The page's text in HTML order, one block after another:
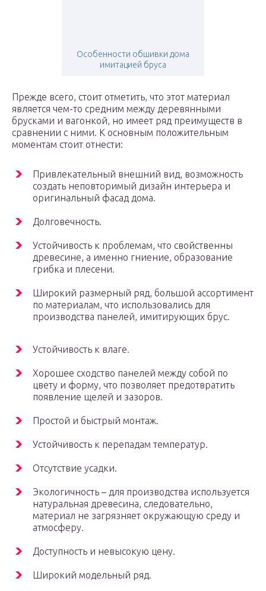
Особенности обшивки дома
имитацией бруса
Прежде всего, стоит отметить, что этот материал
является чем-то средним между деревянными
брусками и вагонкой, но имеет ряд преимуществ в
сравнении с ними. К основным положительным
моментам стоит отнести:
Привлекательный внешний вид, возможность
создать неповторимый дизайн интерьера и
оригинальный фасад дома.
Долговечность.
Устойчивость к проблемам, что свойственны
древесине, а именно гниение, образование
грибка и плесени.
Широкий размерный ряд, большой ассортимент
по материалам, что использовались для
производства панелей, имитирующих брус.
Устойчивость к влаге.
Хорошее сходство панелей между собой по
цвету и форму, что позволяет предотвратить
появление щелей и зазоров.
Простой и быстрый монтаж.
Устойчивость к перепадам температур.
Отсутствие усадки.
Экологичность – для производства используется
натуральная древесина, следовательно,
материал не загрязняет окружающую среду и
атмосферу.
Доступность и невысокую цену.
Широкий модельный ряд.